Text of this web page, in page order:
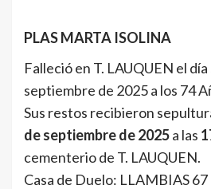
PLAS MARTA ISOLINA
Falleció en T. LAUQUEN el
septiembre de 2025 a los 74
Sus restos recibieron
de septiembre de 2025a las
cementerio de T. LAUQUEN.
Casa de Duelo: LLAMBIAS 67